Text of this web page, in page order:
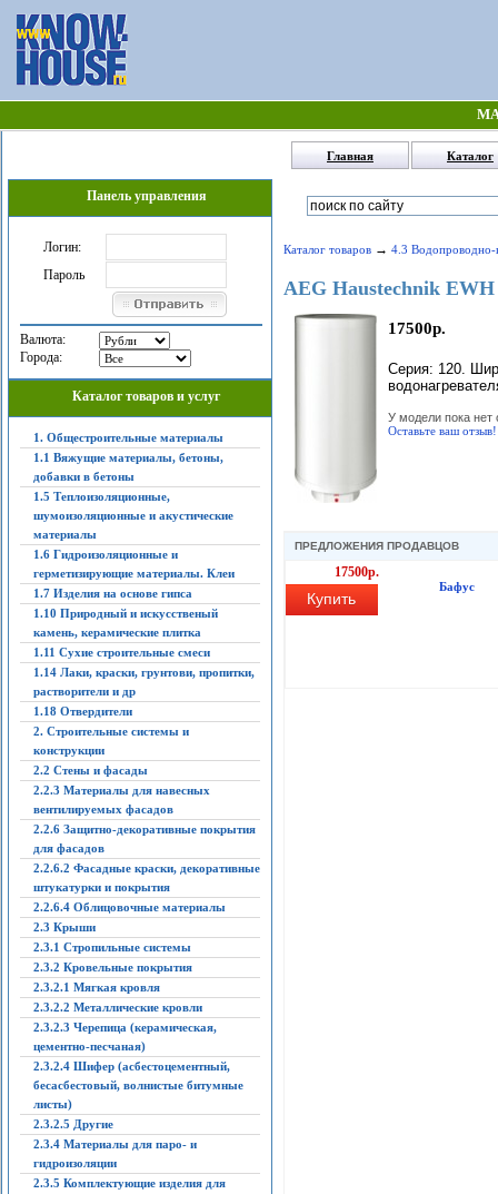
Главная Каталог
Панель управления
Логин:
Пароль
Валюта:
Города:
Каталог товаров и услуг
1. Общестроительные материалы
1.1 Вяжущие материалы, бетоны,
добавки в бетоны
1.5 Теплоизоляционные,
шумоизоляционные и акустические
материалы
1.6 Гидроизоляционные и
герметизирующие материалы. Клеи
1.7 Изделия на основе гипса
1.10 Природный и искусственый
камень, керамические плитка
1.11 Сухие строительные смеси
1.14 Лаки, краски, грунтови, пропитки,
растворители и др
1.18 Отвердители
2. Строительные системы и
конструкции
2.2 Стены и фасады
2.2.3 Материалы для навесных
вентилируемых фасадов
2.2.6 Защитно-декоративные покрытия
для фасадов
2.2.6.2 Фасадные краски, декоративные
штукатурки и покрытия
2.2.6.4 Облицовочные материалы
2.3 Крыши
2.3.1 Стропильные системы
2.3.2 Кровельные покрытия
2.3.2.1 Мягкая кровля
2.3.2.2 Металлические кровли
2.3.2.3 Черепица (керамическая,
цементно-песчаная)
2.3.2.4 Шифер (асбестоцементный,
бесасбестовый, волнистые битумные
листы)
2.3.2.5 Другие
2.3.4 Материалы для паро- и
гидроизоляции
2.3.5 Комплектующие изделия для
Каталог товаров→ 4.3 Водопроводно-
AEG Haustechnik EWH
17500р.
Серия: 120.
У модели пока нет
Оставьте ваш отзыв!
ПРЕДЛОЖЕНИЯ ПРОДАВЦОВ
17500р.
Купить
Бафус